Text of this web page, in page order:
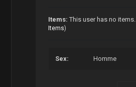
Items: This user has no items.
Items)
Sex: Homme